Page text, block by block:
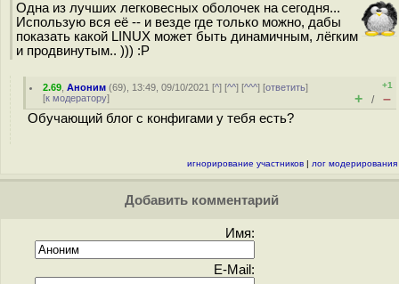
Одна из лучших легковесных оболочек на сегодня...
Использую вся её -- и везде где только можно, дабы
показать какой LINUX может быть динамичным, лёгким
и продвинутым.. ))) :P
2.69 ,Аноним (69), 13:49, 09/10/2021 [^] [^^] [^^^] [ответить]
[к модератору]
+1
+ / –
Обучающий блог с конфигами у тебя есть?
игнорирование участников | лог модерирования
Добавить комментарий
Имя:
E-Mail: